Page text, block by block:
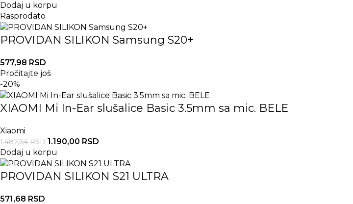
Dodaj u korpu
Rasprodato
PROVIDAN SILIKON Samsung S20+
577,98 RSD
Pročitajte još
-20%
XIAOMI Mi In-Ear slušalice Basic 3.5mm sa mic. BELE
Xiaomi
1.487,64RSD 1.190,00 RSD
Dodaj u korpu
PROVIDAN SILIKON S21 ULTRA
571,68 RSD